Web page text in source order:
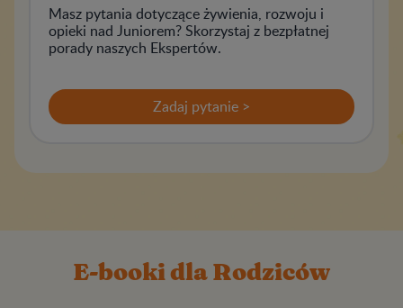
Masz pytania dotyczące żywienia, rozwoju i
opieki nad Juniorem? Skorzystaj z bezpłatnej
porady naszych Ekspertów.
Zadaj pytanie >
E-booki dla Rodziców